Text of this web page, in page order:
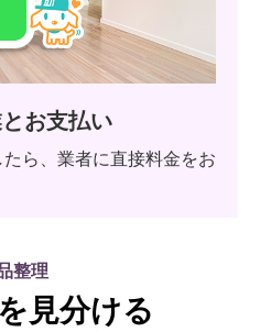
お支払い
ら、業者に直接料金をお
整理
見分ける